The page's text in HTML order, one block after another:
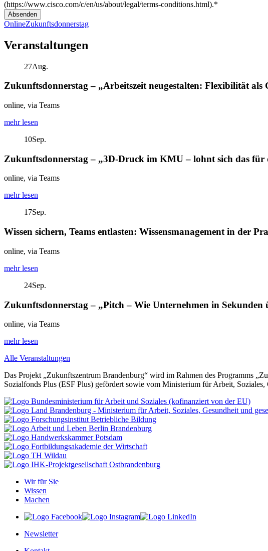
(https://www.cisco.com/c/en/us/about/legal/terms-conditions.html).*
Absenden
OnlineZukunftsdonnerstag
Veranstaltungen
27Aug.
Zukunftsdonnerstag – „Arbeitszeit neugestalten: Flexibilität als
online, via Teams
mehr lesen
10Sep.
Zukunftsdonnerstag – „3D-Druck im KMU – lohnt sich das für
online, via Teams
mehr lesen
17Sep.
Wissen sichern, Teams entlasten: Wissensmanagement in der
online, via Teams
mehr lesen
24Sep.
Zukunftsdonnerstag – „Pitch – Wie Unternehmen in Sekunden
online, via Teams
mehr lesen
Alle Veranstaltungen
Das Projekt „Zukunftszentrum Brandenburg“ wird im Rahmen des Programms
Sozialfonds Plus (ESF Plus) gefördert sowie vom Ministerium für Arbeit,
Wir für Sie
Wissen
Machen
Newsletter